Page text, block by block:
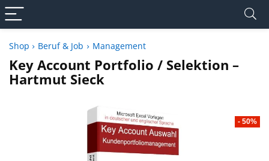
Shop Beruf & Job Management
Key Account Portfolio / Selektion –
Hartmut Sieck
- 50%